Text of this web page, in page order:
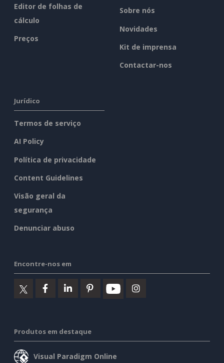
Editor de folhas de
cálculo
Preços
Sobre nós
Novidades
Kit de imprensa
Contactar-nos
Jurídico
Termos de serviço
AI Policy
Política de privacidade
Content Guidelines
Visão geral da
segurança
Denunciar abuso
Encontre-nos em
Produtos em destaque
Visual Paradigm Online